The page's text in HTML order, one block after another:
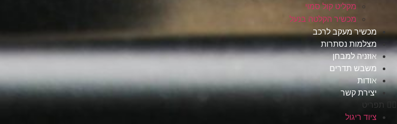
מקליט קול סמוי
מכשיר הקלטה בנעל
מכשיר מעקב לרכב
מצלמות נסתרות
אוזניה למבחן
משבש תדרים
אודות
יצירת קשר
תפריט
ציוד ריגול